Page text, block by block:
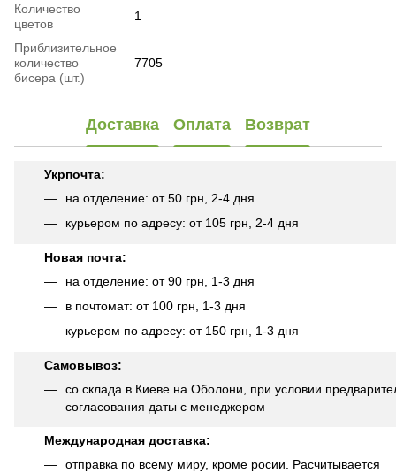
Количество
цветов
1
Приблизительное
количество
бисера (шт.)
7705
Доставка Оплата Возврат
Укрпочта:
на отделение: от 50 грн, 2-4 дня
курьером по адресу: от 105 грн, 2-4 дня
Новая почта:
на отделение: от 90 грн, 1-3 дня
в почтомат: от 100 грн, 1-3 дня
курьером по адресу: от 150 грн, 1-3 дня
Самовывоз:
со склада в Киеве на Оболони, при условии
согласования даты с менеджером
Международная доставка:
отправка по всему миру, кроме росии. Расчитывается